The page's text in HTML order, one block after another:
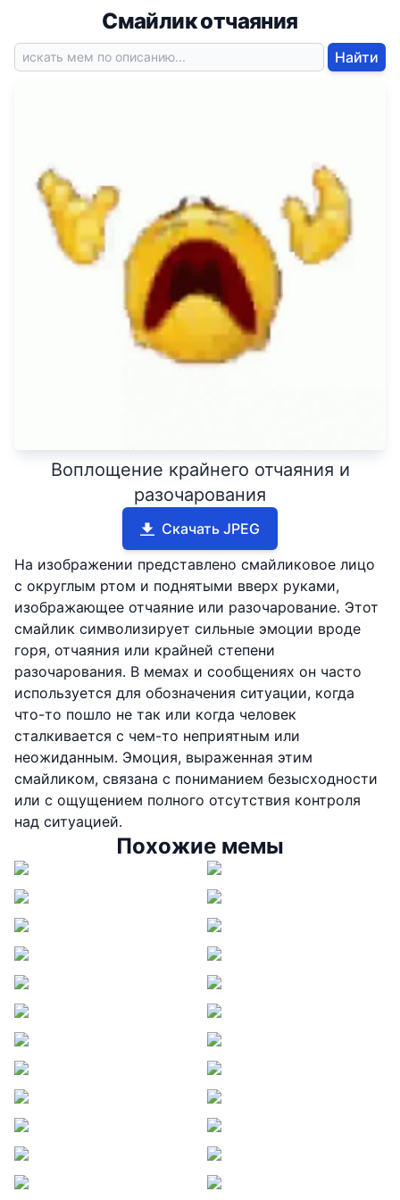
Смайлик отчаяния
Найти
Воплощение крайнего отчаяния и
разочарования
Скачать JPEG
На изображении представлено смайликовое лицо
с округлым ртом и поднятыми вверх руками,
изображающее отчаяние или разочарование. Этот
смайлик символизирует сильные эмоции вроде
горя, отчаяния или крайней степени
разочарования. В мемах и сообщениях он часто
используется для обозначения ситуации, когда
что-то пошло не так или когда человек
сталкивается с чем-то неприятным или
неожиданным. Эмоция, выраженная этим
смайликом, связана с пониманием безысходности
или с ощущением полного отсутствия контроля
над ситуацией.
Похожие мемы